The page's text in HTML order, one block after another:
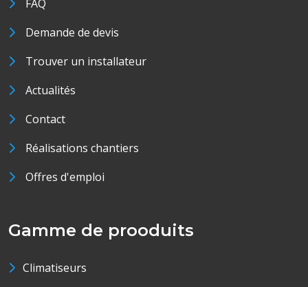
FAQ
Demande de devis
Trouver un installateur
Actualités
Contact
Réalisations chantiers
Offres d'emploi
Gamme de prooduits
Climatiseurs